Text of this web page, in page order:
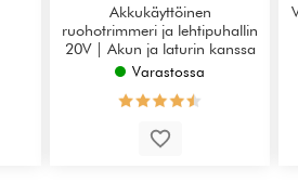
Akkukäyttöinen
ruohotrimmeri ja lehtipuhallin
20V | Akun ja laturin kanssa
Varastossa